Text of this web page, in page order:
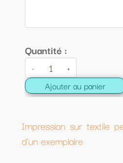
Quantité :
- +
Ajouter au panier
Impression sur textile
d'un exemplaire